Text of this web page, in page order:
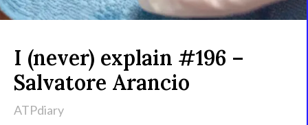
I (never) explain #196 –
Salvatore Arancio
ATPdiary